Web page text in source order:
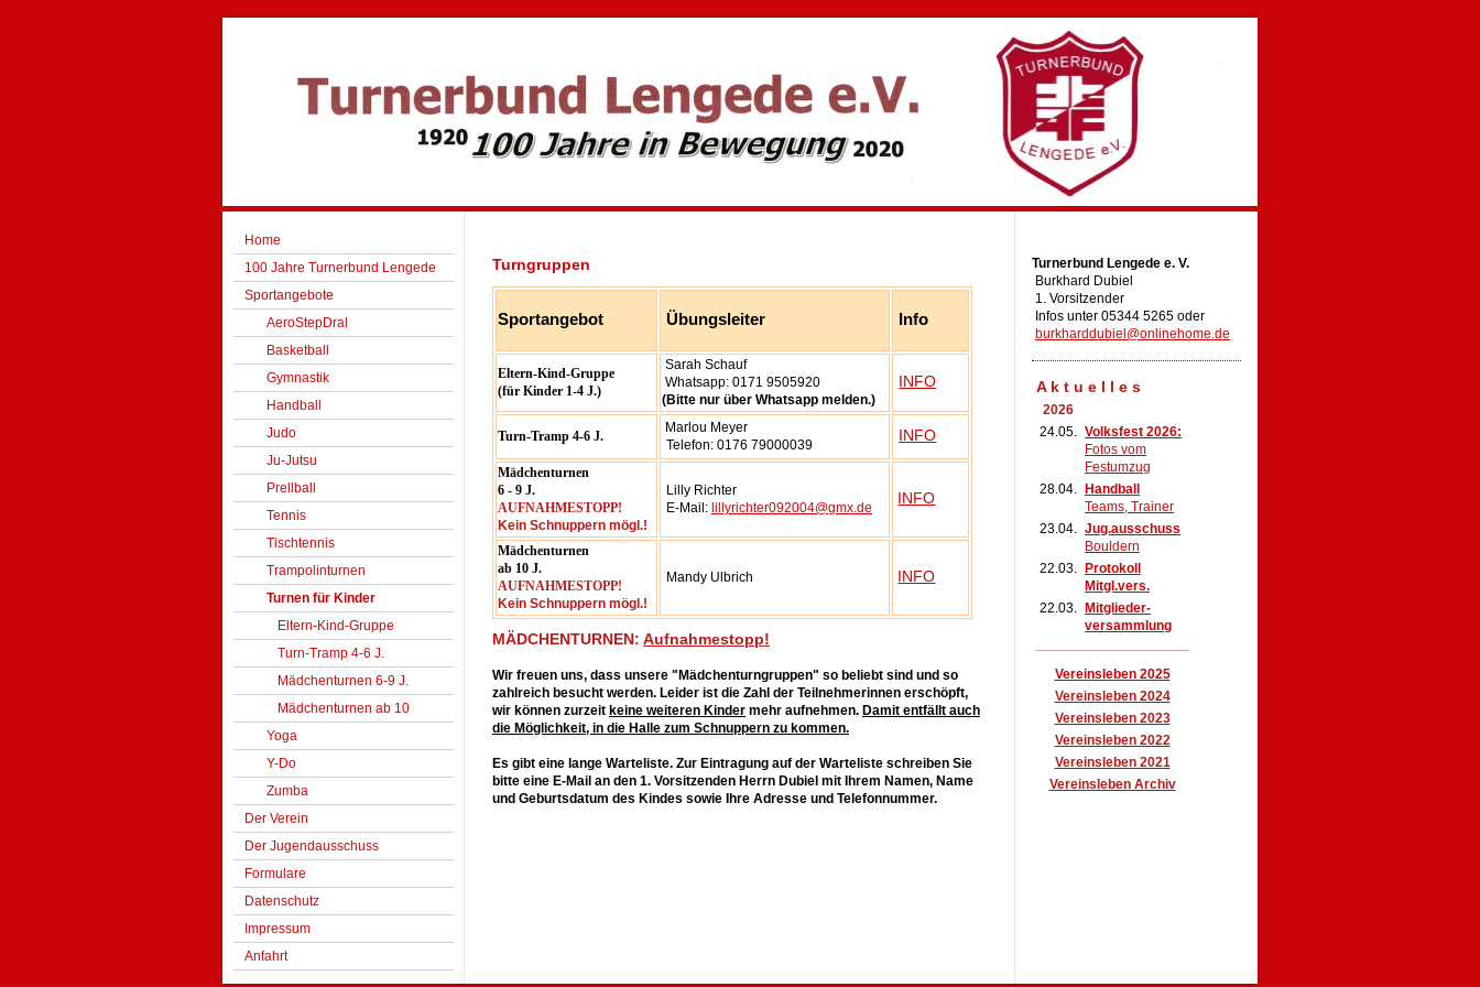
Home
100 Jahre Turnerbund Lengede
Sportangebote
AeroStepDral
Basketball
Gymnastik
Handball
Judo
Ju-Jutsu
Prellball
Tennis
Tischtennis
Trampolinturnen
Turnen für Kinder
Eltern-Kind-Gruppe
Turn-Tramp 4-6 J.
Mädchenturnen 6-9 J.
Mädchenturnen ab 10
Yoga
Y-Do
Zumba
Der Verein
Der Jugendausschuss
Formulare
Datenschutz
Impressum
Anfahrt
Turngruppen
Sportangebot Übungsleiter Info
Eltern-Kind-Gruppe
(für Kinder 1-4 J.)
Sarah Schauf
Whatsapp: 0171 9505920
(Bitte nur über Whatsapp melden.)
INFO
Turn-Tramp 4-6 J.
Marlou Meyer
Telefon: 0176 79000039
INFO
Mädchenturnen
6 - 9 J.
AUFNAHMESTOPP!
Kein Schnuppern mögl.!
Lilly Richter
E-Mail: lillyrichter092004@gmx.de
INFO
Mädchenturnen
ab 10 J.
AUFNAHMESTOPP!
Kein Schnuppern mögl.!
Mandy Ulbrich INFO
MÄDCHENTURNEN: Aufnahmestopp!
Wir freuen uns, dass unsere "Mädchenturngruppen" so beliebt sind und so
zahlreich besucht werden. Leider ist die Zahl der Teilnehmerinnen erschöpft,
wir können zurzeit keine weiteren Kinder mehr aufnehmen. Damit entfällt auch
die Möglichkeit, in die Halle zum Schnuppern zu kommen.
Es gibt eine lange Warteliste. Zur Eintragung auf der Warteliste schreiben Sie
bitte eine E-Mail an den 1. Vorsitzenden Herrn Dubiel mit Ihrem Namen, Name
und Geburtsdatum des Kindes sowie Ihre Adresse und Telefonnummer.
Turnerbund Lengede e. V.
Burkhard Dubiel
1. Vorsitzender
Infos unter 05344 5265 oder
burkharddubiel@onlinehome.de
A k t u e l l e s
2026
24.05. Volksfest 2026:
Fotos vom
Festumzug
28.04.
Handball
Teams, Trainer
23.04. Jug.ausschuss
Bouldern
22.03.
Protokoll
Mitgl.vers.
22.03.
Mitglieder-
versammlung
......................................................................
Vereinsleben 2025
Vereinsleben 2024
Vereinsleben 2023
Vereinsleben 2022
Vereinsleben 2021
Vereinsleben Archiv